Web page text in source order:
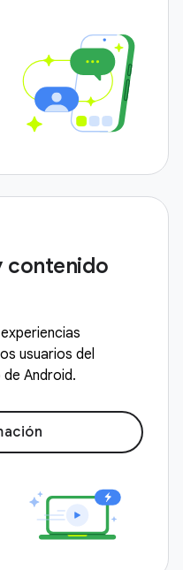
contenido
usuarios del
Android.